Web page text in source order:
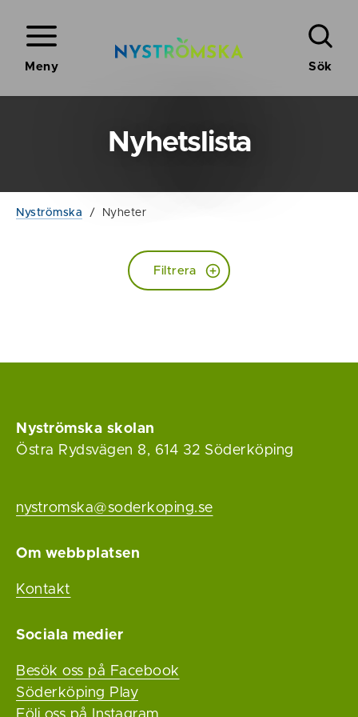
Meny Sök
Nyhetslista
Nyströmska / Nyheter
Filtrera
Nyströmska skolan
Östra Rydsvägen 8, 614 32 Söderköping
nystromska@soderkoping.se
Om webbplatsen
Kontakt
Sociala medier
Besök oss på Facebook
Söderköping Play